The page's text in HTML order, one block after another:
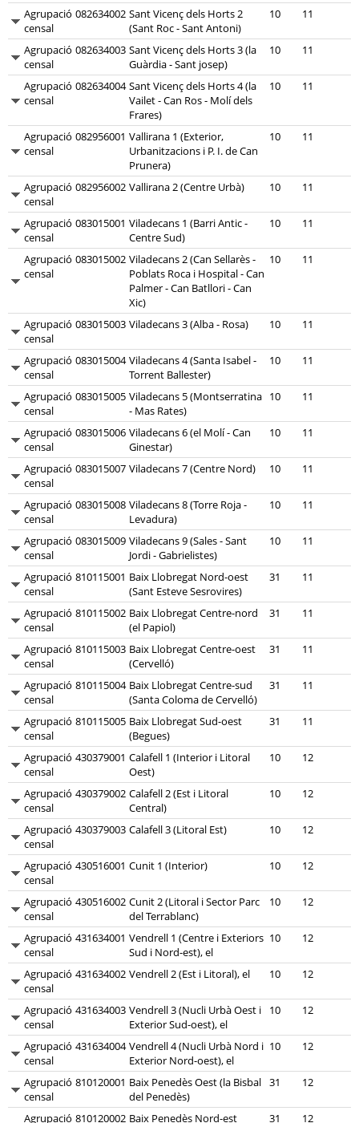
Agrupació
censal
082634002 Sant Vicenç dels Horts 2
(Sant Roc - Sant Antoni)
10 11
Agrupació
censal
082634003 Sant Vicenç dels Horts 3 (la
Guàrdia - Sant josep)
10 11
Agrupació
censal
082634004 Sant Vicenç dels Horts 4 (la
Vailet - Can Ros - Molí dels
Frares)
10 11
Agrupació
censal
082956001 Vallirana 1 (Exterior,
Urbanitzacions i P. I. de Can
Prunera)
10 11
Agrupació
censal
082956002 Vallirana 2 (Centre Urbà) 10 11
Agrupació
censal
083015001 Viladecans 1 (Barri Antic -
Centre Sud)
10 11
Agrupació
censal
083015002 Viladecans 2 (Can Sellarès -
Poblats Roca i Hospital - Can
Palmer - Can Batllori - Can
Xic)
10 11
Agrupació
censal
083015003 Viladecans 3 (Alba - Rosa) 10 11
Agrupació
censal
083015004 Viladecans 4 (Santa Isabel -
Torrent Ballester)
10 11
Agrupació
censal
083015005 Viladecans 5 (Montserratina
- Mas Rates)
10 11
Agrupació
censal
083015006 Viladecans 6 (el Molí - Can
Ginestar)
10 11
Agrupació
censal
083015007 Viladecans 7 (Centre Nord) 10 11
Agrupació
censal
083015008 Viladecans 8 (Torre Roja -
Levadura)
10 11
Agrupació
censal
083015009 Viladecans 9 (Sales - Sant
Jordi - Gabrielistes)
10 11
Agrupació
censal
810115001 Baix Llobregat Nord-oest
(Sant Esteve Sesrovires)
31 11
Agrupació
censal
810115002 Baix Llobregat Centre-nord
(el Papiol)
31 11
Agrupació
censal
810115003 Baix Llobregat Centre-oest
(Cervelló)
31 11
Agrupació
censal
810115004 Baix Llobregat Centre-sud
(Santa Coloma de Cervelló)
31 11
Agrupació
censal
810115005 Baix Llobregat Sud-oest
(Begues)
31 11
Agrupació
censal
430379001 Calafell 1 (Interior i Litoral
Oest)
10 12
Agrupació
censal
430379002 Calafell 2 (Est i Litoral
Central)
10 12
Agrupació
censal
430379003 Calafell 3 (Litoral Est) 10 12
Agrupació
censal
430516001 Cunit 1 (Interior) 10 12
Agrupació
censal
430516002 Cunit 2 (Litoral i Sector Parc
del Terrablanc)
10 12
Agrupació
censal
431634001 Vendrell 1 (Centre i Exteriors
Sud i Nord-est), el
10 12
Agrupació
censal
431634002 Vendrell 2 (Est i Litoral), el 10 12
Agrupació
censal
431634003 Vendrell 3 (Nucli Urbà Oest i
Exterior Sud-oest), el
10 12
Agrupació
censal
431634004 Vendrell 4 (Nucli Urbà Nord i
Exterior Nord-oest), el
10 12
Agrupació
censal
810120001 Baix Penedès Oest (la Bisbal
del Penedès)
31 12
Agrupació 810120002 Baix Penedès Nord-est 31 12